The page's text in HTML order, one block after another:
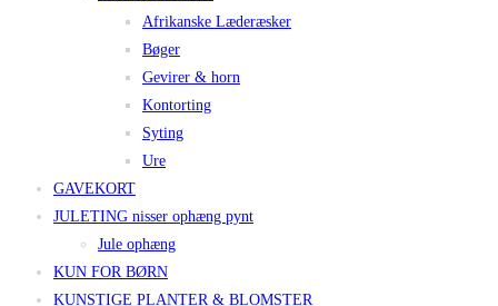
Afrikanske Læderæsker
Bøger
Gevirer & horn
Kontorting
Syting
Ure
GAVEKORT
JULETING nisser ophæng pynt
Jule ophæng
KUN FOR BØRN
KUNSTIGE PLANTER & BLOMSTER